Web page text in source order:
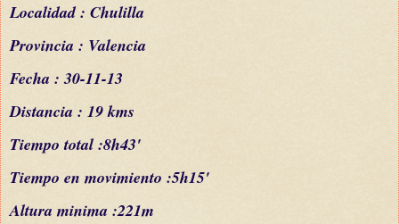
Localidad : Chulilla
Provincia : Valencia
Fecha : 30-11-13
Distancia : 19 kms
Tiempo total :8h43'
Tiempo en movimiento :5h15'
Altura minima :221m